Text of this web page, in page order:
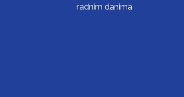
radnim danima